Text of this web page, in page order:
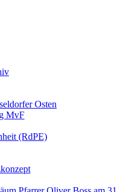
Osten
MvF
(RdPE)